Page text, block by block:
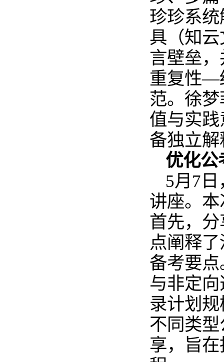
珍珍系
具（知云
言壁垒
重复性—
范。徐
值与实
备独立解
优化公
5月7
讲座。
首先，
点阐释
备考要
与非定
录计划
不同类
享，旨